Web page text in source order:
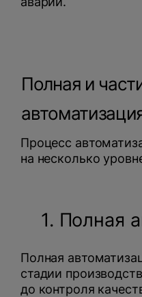
Полная и
Процесс
на несколько
1. Полная
Полная
стадии
до контроля